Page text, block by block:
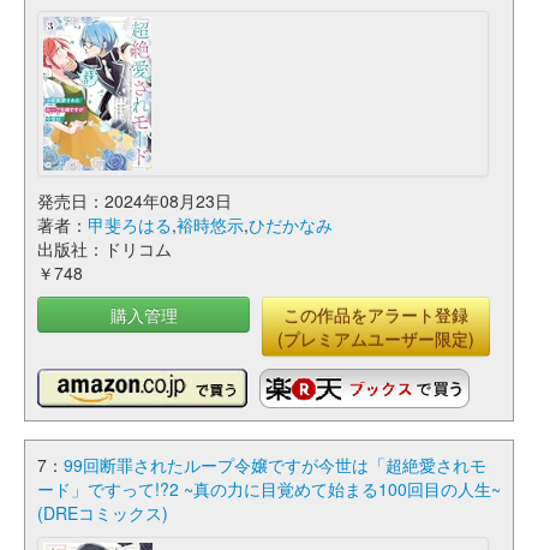
発売日：2024年08月23日
著者： 甲斐ろはる,裕時悠示,ひだかなみ
出版社：ドリコム
￥748
購入管理
この作品をアラート登録
(プレミアムユーザー限定)
7： 99回断罪されたループ令嬢ですが今世は「超絶愛されモ
ード」ですって!?2 ~真の力に目覚めて始まる100回目の人生~
(DREコミックス)